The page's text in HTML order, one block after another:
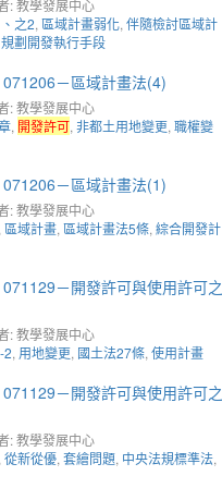
: 教學發展中心
之2, 區域計畫弱化, 伴隨檢討區域計
規劃開發執行手段
－區域計畫法(4)
: 教學發展中心
, 開發許可, 非都土用地變更, 職權變
－區域計畫法(1)
: 教學發展中心
區域計畫, 區域計畫法5條, 綜合開發計
－開發許可與使用許可之
: 教學發展中心
2, 用地變更, 國土法27條, 使用計畫
－開發許可與使用許可之
: 教學發展中心
從新從優, 套繪問題, 中央法規標準法,